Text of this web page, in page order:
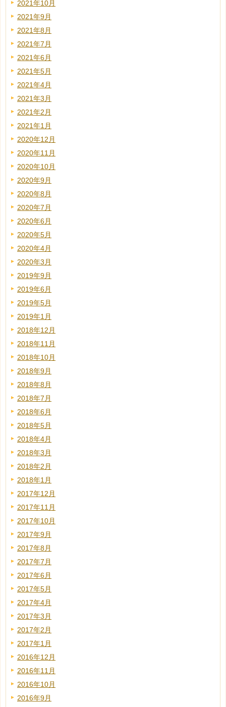
2021年10月
2021年9月
2021年8月
2021年7月
2021年6月
2021年5月
2021年4月
2021年3月
2021年2月
2021年1月
2020年12月
2020年11月
2020年10月
2020年9月
2020年8月
2020年7月
2020年6月
2020年5月
2020年4月
2020年3月
2019年9月
2019年6月
2019年5月
2019年1月
2018年12月
2018年11月
2018年10月
2018年9月
2018年8月
2018年7月
2018年6月
2018年5月
2018年4月
2018年3月
2018年2月
2018年1月
2017年12月
2017年11月
2017年10月
2017年9月
2017年8月
2017年7月
2017年6月
2017年5月
2017年4月
2017年3月
2017年2月
2017年1月
2016年12月
2016年11月
2016年10月
2016年9月